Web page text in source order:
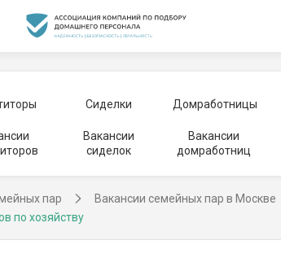
Сиделки Домработницы
Вакансии
сиделок
Вакансии
домработниц
пар Вакансии семейных пар в Москве
по хозяйству